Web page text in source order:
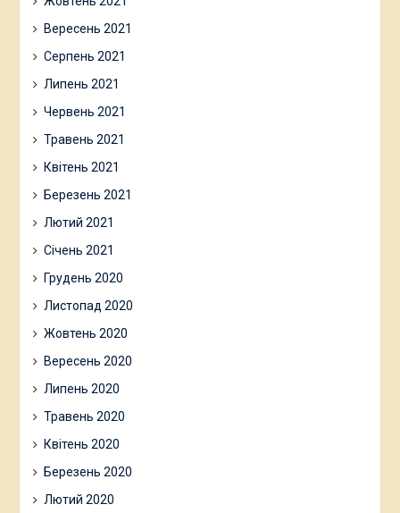
Вересень 2021
Серпень 2021
Липень 2021
Червень 2021
Травень 2021
Квітень 2021
Березень 2021
Лютий 2021
Січень 2021
Грудень 2020
Листопад 2020
Жовтень 2020
Вересень 2020
Липень 2020
Травень 2020
Квітень 2020
Березень 2020
Лютий 2020